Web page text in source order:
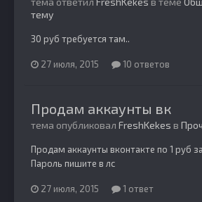
тему
30 руб требуется там..
27 июля, 2015 10 ответов
Продам аккаунты вк
тема опубликовал FreshKekes в
Продам аккаунты вконтакте по 1 руб
Пароль пишите в лс
27 июля, 2015 1 ответ